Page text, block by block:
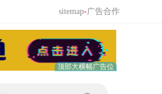
sitemap-广告合作